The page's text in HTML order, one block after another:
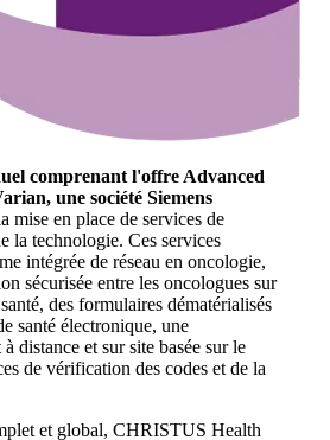
comprenant l'offre Advanced
une société Siemens
mise en place de services de
la technologie. Ces services
intégrée de réseau en oncologie,
sécurisée entre les oncologues sur
des formulaires dématérialisés
santé électronique, une
distance et sur site basée sur le
de vérification des codes et de la
et global, CHRISTUS Health